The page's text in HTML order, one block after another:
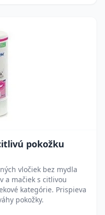
pokožku
vločiek bez mydla
a mačiek s citlivou
kategórie. Prispieva
pokožky.